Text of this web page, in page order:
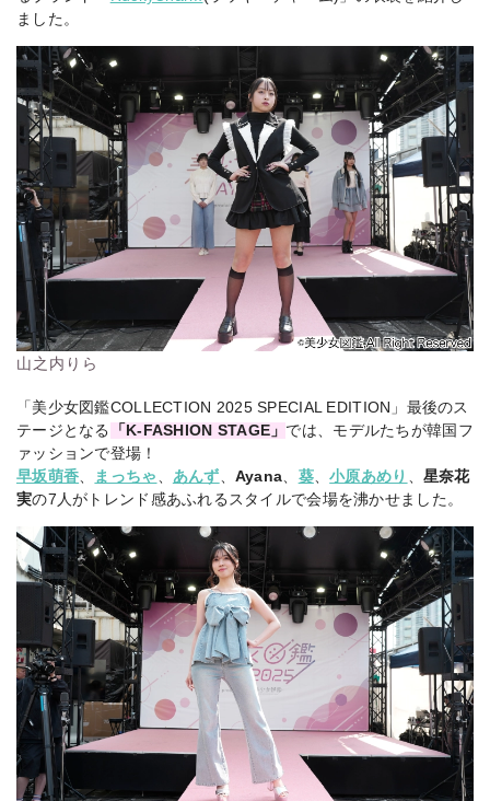
ました。
山之内りら
「美少女図鑑COLLECTION 2025 SPECIAL EDITION」最後のス
テージとなる
「K-FASHION STAGE」 では、モデルたちが韓国フ
ァッションで登場！
早坂萌香、 まっちゃ 、 あんず、 Ayana、 葵、小原あめり 、 星奈花
実の7人がトレンド感あふれるスタイルで会場を沸かせました。